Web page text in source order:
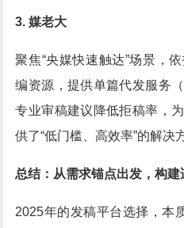
3. 媒老大
聚焦“央媒快速触达”场景，
编资源，提供单篇代发服务
专业审稿建议降低拒稿率，
供了“低门槛、高效率”的解决
总结：从需求锚点出发，构
2025年的发稿平台选择，本